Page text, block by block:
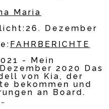
Maria
26. Dezember
FAHRBERICHTE
- Mein
2020 Das
von Kia, der
bekommen und
an Board.